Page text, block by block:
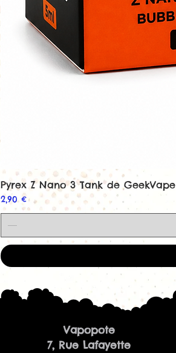
Pyrex Z Nano 3 Tank de GeekVape
Prix
2,90 €
Vapopote
7, Rue Lafayette